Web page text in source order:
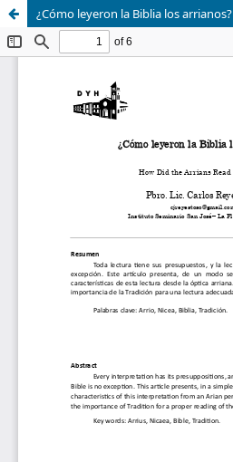
¿Cómo leyeron la Biblia los arrianos?